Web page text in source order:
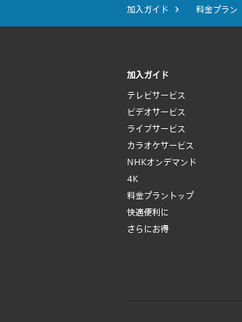
加入ガイド 料金プラン
加入ガイド
テレビサービス
ビデオサービス
ライブサービス
カラオケサービス
NHKオンデマンド
4K
料金プラントップ
快適便利に
さらにお得